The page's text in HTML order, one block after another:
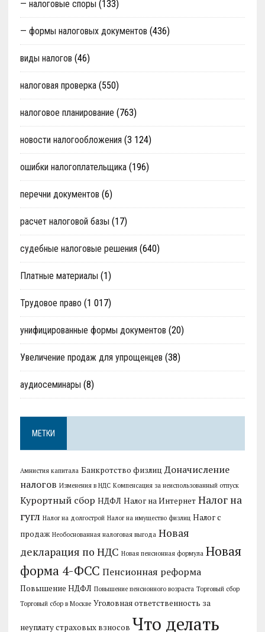
— налоговые споры (133)
— формы налоговых документов (436)
виды налогов (46)
налоговая проверка(550)
налоговое планирование (763)
новости налогообложения (3 124)
ошибки налогоплательщика(196)
перечни документов (6)
расчет налоговой базы (17)
судебные налоговые решения (640)
Платные материалы (1)
Трудовое право (1 017)
унифицированные формы документов (20)
Увеличение продаж для упрощенцев (38)
аудиосеминары (8)
МЕТКИ
Амнистия капитала Банкротство физлиц Доначисление
налогов Изменения в НДС Компенсация за неиспользованный отпуск
Курортный сбор НДФЛ Налог на Интернет Налог на
гугл Налог на долгострой Налог на имущество физлиц Налог с
продаж Необоснованная налоговая выгода Новая
декларация по НДС Новая пенсионная формула Новая
форма 4-ФСС Пенсионная реформа
Повышение НДФЛ Повышение пенсионного возраста Торговый сбор
Торговый сбор в Москве Уголовная ответственность за
неуплату страховых взносов Что делать